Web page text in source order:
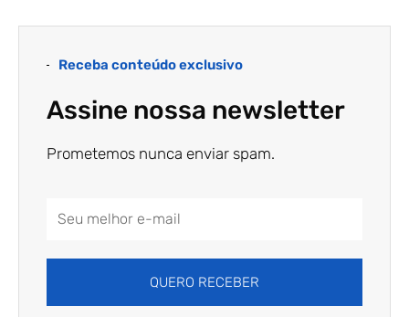
Receba conteúdo exclusivo
Assine nossa newsletter
Prometemos nunca enviar spam.
QUERO RECEBER